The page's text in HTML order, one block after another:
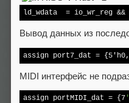
ld_wdata = io_wr_reg &&
Вывод данных из
assign port7_dat =
MIDI интерфейс не
assign portMIDI_dat = {7